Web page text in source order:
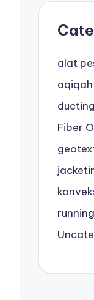
alat
aqiqah
ducting
Fiber